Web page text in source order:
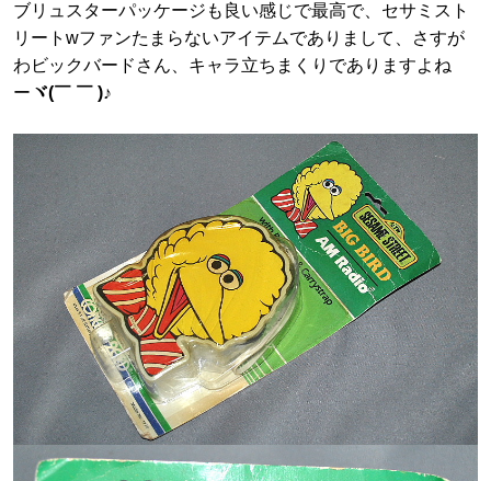
ブリュスターパッケージも良い感じで最高で、セサミスト
リートwファンたまらないアイテムでありまして、さすが
わビックバードさん、キャラ立ちまくりでありますよね
ー ヾ(￣ ￣ )♪